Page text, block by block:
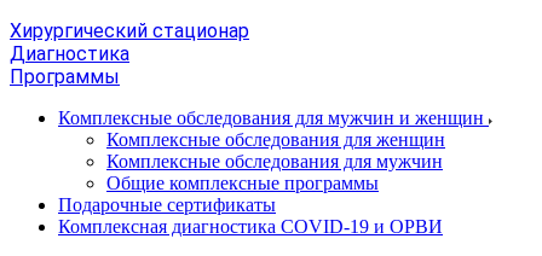
Хирургический стационар
Диагностика
Программы
Комплексные обследования для мужчин и женщин
Комплексные обследования для женщин
Комплексные обследования для мужчин
Общие комплексные программы
Подарочные сертификаты
Комплексная диагностика COVID-19 и ОРВИ